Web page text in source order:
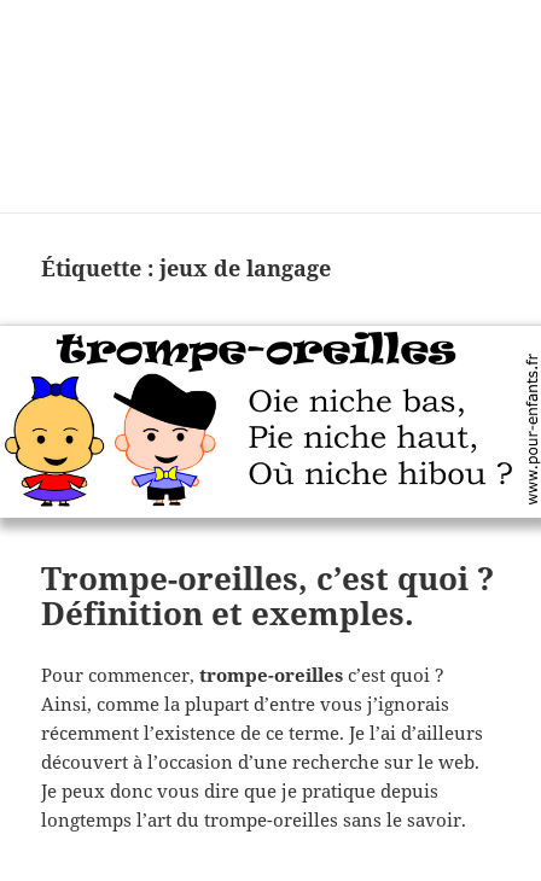
devinettes, pour enfants.
Étiquette :jeux de langage
Trompe-oreilles, c’est quoi ?
Définition et exemples.
Pour commencer, trompe-oreilles c’est quoi ?
Ainsi, comme la plupart d’entre vous j’ignorais
récemment l’existence de ce terme. Je l’ai d’ailleurs
découvert à l’occasion d’une recherche sur le web.
Je peux donc vous dire que je pratique depuis
longtemps l’art du trompe-oreilles sans le savoir.